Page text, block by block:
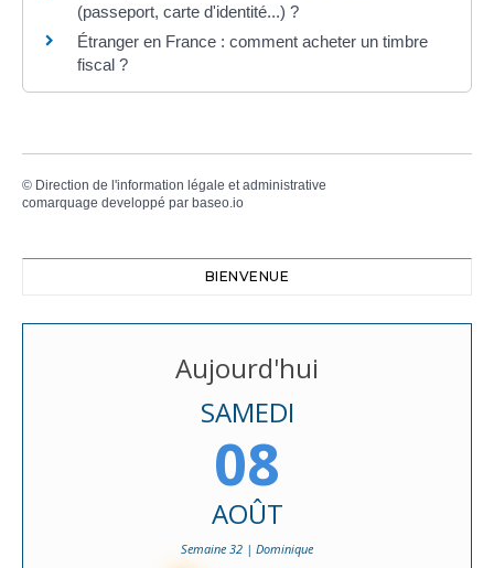
(passeport, carte d'identité...) ?
Étranger en France : comment acheter un timbre
fiscal ?
© Direction de l'information légale et administrative
comarquage developpé par baseo.io
BIENVENUE
Aujourd'hui
SAMEDI
08
AOÛT
Semaine 32 | Dominique